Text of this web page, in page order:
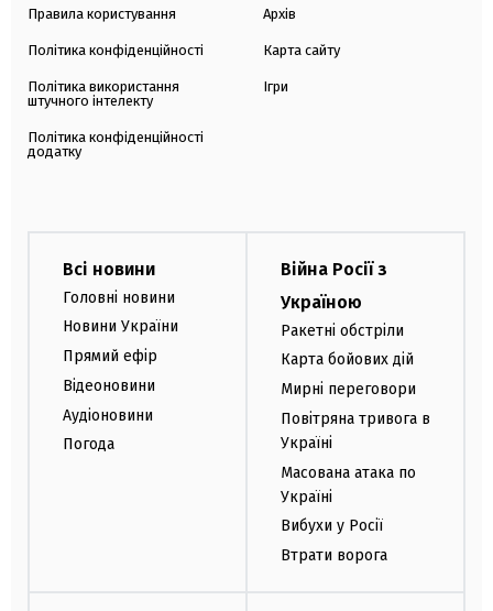
Правила користування
Політика конфіденційності
Політика використання
штучного інтелекту
Політика конфіденційності
додатку
Архів
Карта сайту
Ігри
Всі новини
Головні новини
Новини України
Прямий ефір
Відеоновини
Аудіоновини
Погода
Війна Росії з
Україною
Ракетні обстріли
Карта бойових дій
Мирні переговори
Повітряна тривога в
Україні
Масована атака по
Україні
Вибухи у Росії
Втрати ворога